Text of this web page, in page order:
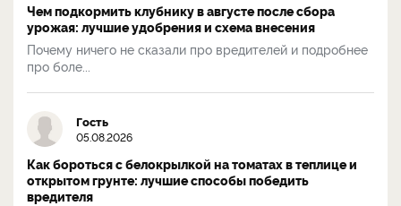
Чем подкормить клубнику в августе после сбора
урожая: лучшие удобрения и схема внесения
Почему ничего не сказали про вредителей и подробнее
про боле...
Гость
05.08.2026
Как бороться с белокрылкой на томатах в теплице и
открытом грунте: лучшие способы победить
вредителя